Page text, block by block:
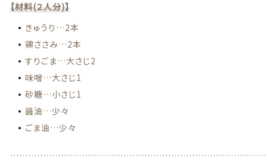
【材料(２人分)】
きゅうり…2本
鶏ささみ…2本
すりごま…大さじ2
味噌…大さじ1
砂糖…小さじ1
醤油…少々
ごま油…少々
新着商品
商品一覧
最近チェックした商品